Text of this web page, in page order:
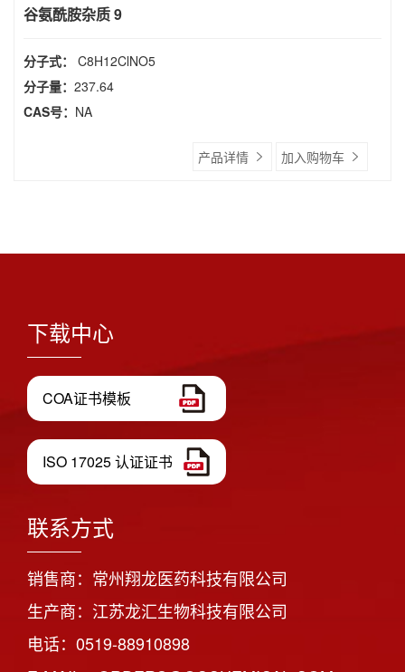
谷氨酰胺杂质 9
分子式： C8H12ClNO5
分子量： 237.64
CAS号： NA
产品详情 加入购物车
下载中心
COA证书模板
ISO 17025 认证证书
联系方式
销售商：常州翔龙医药科技有限公司
生产商：江苏龙汇生物科技有限公司
电话：0519-88910898